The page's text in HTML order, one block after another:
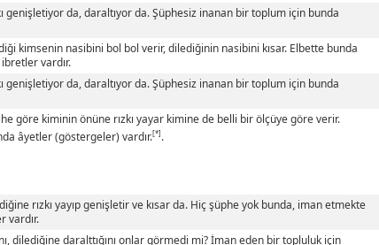
genişletiyor da, daraltıyor da. Şüphesiz inanan bir toplum için bunda
kimsenin nasibini bol bol verir, dilediğinin nasibini kısar. Elbette bunda
vardır.
genişletiyor da, daraltıyor da. Şüphesiz inanan bir toplum için bunda
göre kiminin önüne rızkı yayar kimine de belli bir ölçüye göre verir.
âyetler (göstergeler) vardır.[*].
rızkı yayıp genişletir ve kısar da. Hiç şüphe yok bunda, iman etmekte
vardır.
dilediğine daralttığını onlar görmedi mi? İman eden bir topluluk için